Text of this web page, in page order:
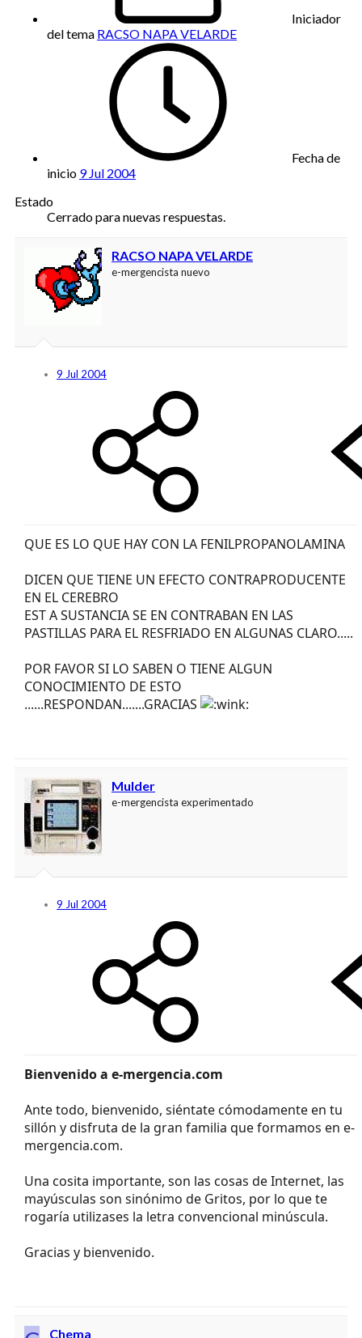
Iniciador
del tema RACSO NAPA VELARDE
Fecha de
inicio 9 Jul 2004
Estado
Cerrado para nuevas respuestas.
RACSO NAPA VELARDE
e-mergencista nuevo
9 Jul 2004
QUE ES LO QUE HAY CON LA FENILPROPANOLAMINA
DICEN QUE TIENE UN EFECTO CONTRAPRODUCENTE
EN EL CEREBRO
EST A SUSTANCIA SE EN CONTRABAN EN LAS
PASTILLAS PARA EL RESFRIADO EN ALGUNAS CLARO.....
POR FAVOR SI LO SABEN O TIENE ALGUN
CONOCIMIENTO DE ESTO
......RESPONDAN.......GRACIAS
Mulder
e-mergencista experimentado
9 Jul 2004
Bienvenido a e-mergencia.com
Ante todo, bienvenido, siéntate cómodamente en tu
sillón y disfruta de la gran familia que formamos en e-
mergencia.com.
Una cosita importante, son las cosas de Internet, las
mayúsculas son sinónimo de Gritos, por lo que te
rogaría utilizases la letra convencional minúscula.
Gracias y bienvenido.
Chema